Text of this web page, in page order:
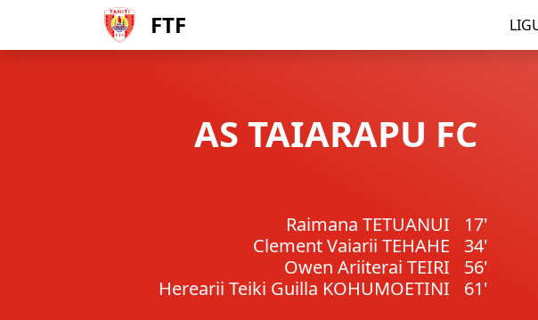
FTF
AS TAIARAPU FC
Raimana TETUANUI
17'
Clement Vaiarii TEHAHE
34'
Owen Ariiterai TEIRI
56'
Herearii Teiki Guilla KOHUMOETINI
61'